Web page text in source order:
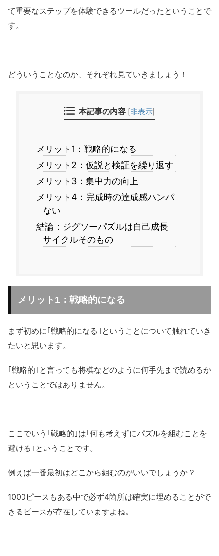
て重要なステップを体験できるツールだったということで
す。
どういうことなのか、それぞれ見ていきましょう！
本記事の内容 [非表示]
メリット1：戦略的になる
メリット2：仮説と検証を繰り返す
メリット3：集中力の向上
メリット4：完成時の達成感ハンパ
ない
結論：ジグソーパズルは自己成長
サイクルそのもの
メリット1：戦略的になる
まず初めに｢戦略的になる｣ということについて触れていき
たいと思います。
｢戦略的｣と言っても将棋などのように何手先まで読めるか
ということではありません。
ここでいう｢戦略的｣は｢何も考えずにパズルを組むことを
避ける｣ということです。
例えば一番最初はどこから組むのがいいでしょうか？
1000ピースもある中で必ず4箇所は確実に埋めることがで
きるピースが存在していますよね。